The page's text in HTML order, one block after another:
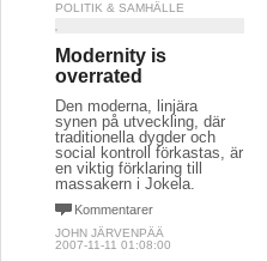
POLITIK & SAMHÄLLE
Modernity is
overrated
Den moderna, linjära
synen på utveckling, där
traditionella dygder och
social kontroll förkastas, är
en viktig förklaring till
massakern i Jokela.
Kommentarer
JOHN JÄRVENPÄÄ
2007-11-11 01:08:00